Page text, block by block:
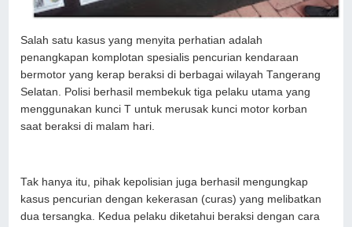
Salah satu kasus yang menyita perhatian adalah
penangkapan komplotan spesialis pencurian kendaraan
bermotor yang kerap beraksi di berbagai wilayah Tangerang
Selatan. Polisi berhasil membekuk tiga pelaku utama yang
menggunakan kunci T untuk merusak kunci motor korban
saat beraksi di malam hari.
Tak hanya itu, pihak kepolisian juga berhasil mengungkap
kasus pencurian dengan kekerasan (curas) yang melibatkan
dua tersangka. Kedua pelaku diketahui beraksi dengan cara